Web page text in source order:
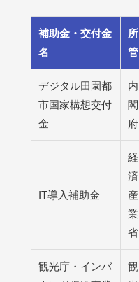
補助金・交付金
名
所
管
デジタル田園都
市国家構想交付
金
内
閣
府
IT導入補助金
経
済
産
業
省
観光庁・インバ
観